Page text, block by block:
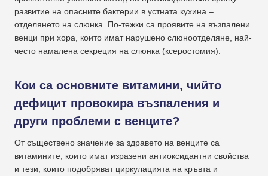
развитие на опасните бактерии в устната кухина –
отделянето на слюнка. По-тежки са проявите на възпалени
венци при хора, които имат нарушено слюноотделяне, най-
често намалена секреция на слюнка (ксеростомия).
Кои са основните витамини, чийто
дефицит провокира възпаления и
други проблеми с венците?
От съществено значение за здравето на венците са
витамините, които имат изразени антиоксидантни свойства
и тези, които подобряват циркулацията на кръвта и